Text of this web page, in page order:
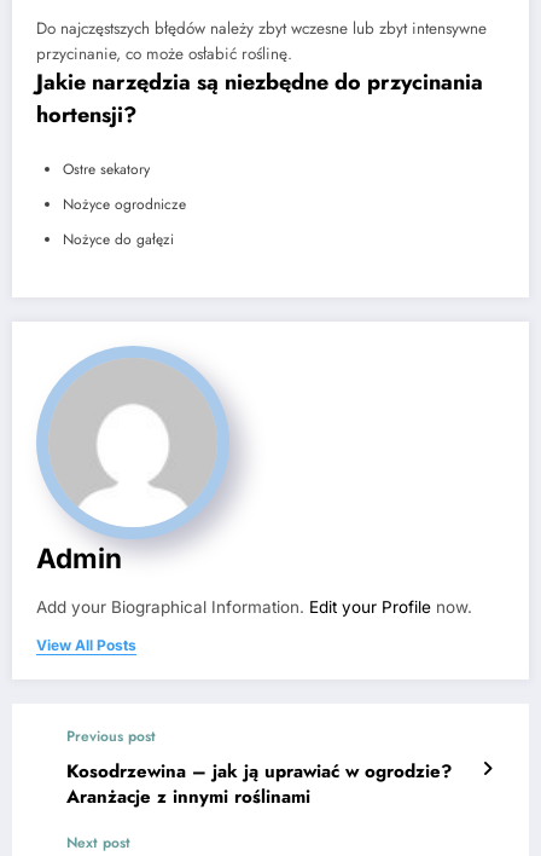
Do najczęstszych błędów należy zbyt wczesne lub zbyt intensywne
przycinanie, co może osłabić roślinę.
Jakie narzędzia są niezbędne do przycinania
hortensji?
Ostre sekatory
Nożyce ogrodnicze
Nożyce do gałęzi
Admin
Add your Biographical Information. Edit your Profile now.
View All Posts
Previous post
Kosodrzewina – jak ją uprawiać w ogrodzie?
Aranżacje z innymi roślinami
Next post